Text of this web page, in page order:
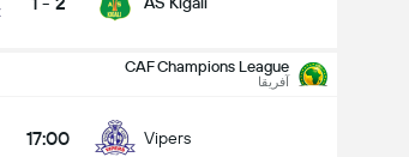
CAF Champions League
آفریقا
Vipers
17:00